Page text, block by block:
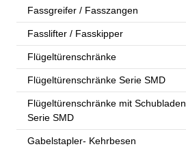
Fassgreifer / Fasszangen
Fasslifter / Fasskipper
Flügeltürenschränke
Flügeltürenschränke Serie SMD
Flügeltürenschränke mit Schubladen
Serie SMD
Gabelstapler- Kehrbesen